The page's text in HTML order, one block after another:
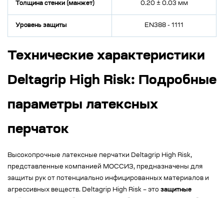
Толщина стенки (манжет) 0.20 ± 0.03 мм
Уровень защиты EN388 - 1111
Технические характеристики
Deltagrip High Risk: Подробные
параметры латексных
перчаток
Высокопрочные латексные перчатки Deltagrip High Risk,
представленные компанией МОССИЗ, предназначены для
защиты рук от потенциально инфицированных материалов и
агрессивных веществ. Deltagrip High Risk – это защитные